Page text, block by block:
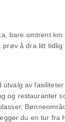
bare omtrent
å dra litt
utvalg av
og restauranter
du en tur